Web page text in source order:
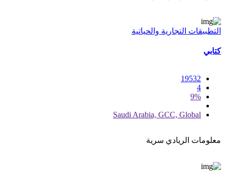
التطبيقات التجارية والحياتية
كتابي
19532
4
9%
Saudi Arabia, GCC, Global
معلومات الريادي سرية